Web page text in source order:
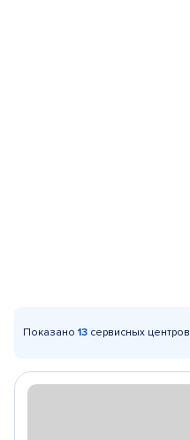
Показано 13 сервисных центров